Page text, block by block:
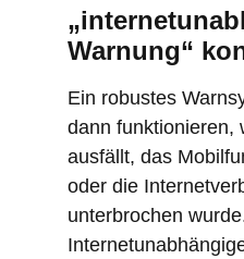
Warnung“
Ein robustes
dann funktionieren,
ausfällt, das
oder die
unterbrochen